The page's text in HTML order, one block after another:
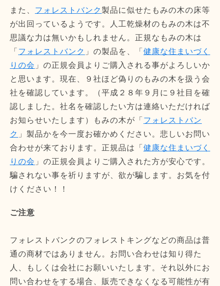
また、 フォレストバンク製品に似せたもみの木の床等
が出回っているようです。人工乾燥材のもみの木は不
思議な力は無いかもしれません。正規なもみの木は
「 フォレストバンク 」の製品を、「 健康な住まいづく
りの会 」の正規会員よりご購入される事がよろしいか
と思います。現在、９社ほど偽りのもみの木を扱う会
社を確認しています。（平成２８年９月に９社目を確
認しました。社名を確認したい方は連絡いただければ
お知らせいたします）もみの木が「 フォレストバン
ク 」製品かを今一度お確かめください。悲しいお問い
合わせが来ております。正規品は「 健康な住まいづく
りの会 」の正規会員よりご購入された方が安心です。
騙されない事を祈りますが、欲が騙します。お気を付
けください！！
ご注意
フォレストバンクのフォレストキングなどの商品は普
通の商材ではありません。お問い合わせは知り得た
人、もしくは会社にお願いいたします。それ以外にお
問い合わせをする場合、販売できなくなる可能性が有